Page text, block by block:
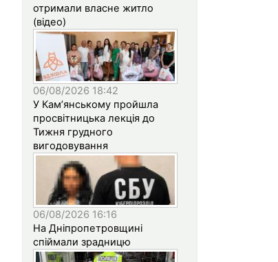
отримали власне житло
(відео)
06/08/2026 18:42
У Кам’янському пройшла
просвітницька лекція до
Тижня грудного
вигодовування
06/08/2026 16:16
На Дніпропетровщині
спіймали зрадницю